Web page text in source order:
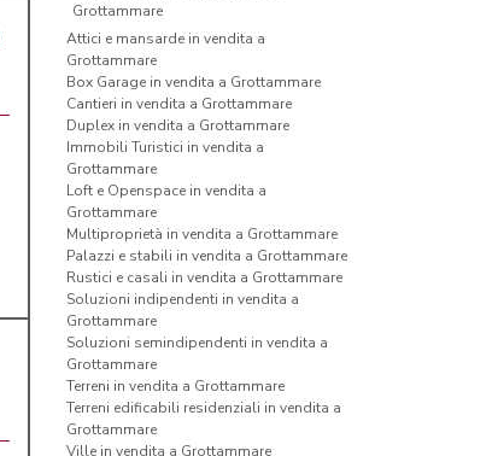
Grottammare
Attici e mansarde in vendita a
Grottammare
Box Garage in vendita a Grottammare
Cantieri in vendita a Grottammare
Duplex in vendita a Grottammare
Immobili Turistici in vendita a
Grottammare
Loft e Openspace in vendita a
Grottammare
Multiproprietà in vendita a Grottammare
Palazzi e stabili in vendita a Grottammare
Rustici e casali in vendita a Grottammare
Soluzioni indipendenti in vendita a
Grottammare
Soluzioni semindipendenti in vendita a
Grottammare
Terreni in vendita a Grottammare
Terreni edificabili residenziali in vendita a
Grottammare
Ville in vendita a Grottammare